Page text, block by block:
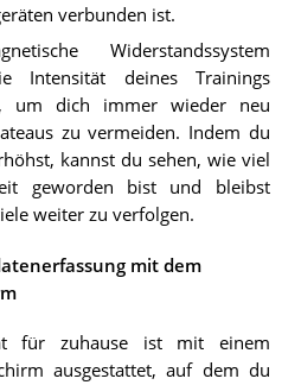
verbunden ist.
Widerstandssystem
Intensität deines Trainings
um dich immer wieder neu
zu vermeiden. Indem du
kannst du sehen, wie viel
geworden bist und bleibst
weiter zu verfolgen.
mit dem
für zuhause ist mit einem
ausgestattet, auf dem du